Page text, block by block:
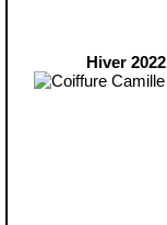
Hiver 2022